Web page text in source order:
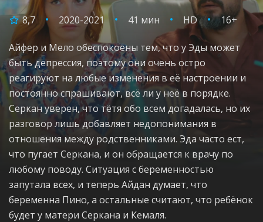
8,7 2020-2021 41 мин HD 16+
Айфер и Мело обеспокоены тем, что у Эды может
быть депрессия, поэтому они очень остро
реагируют на любые изменения в её настроении и
постоянно спрашивают, всё ли у неё в порядке.
Серкан уверен, что тётя обо всем догадалась, но их
разговор лишь добавляет недопонимания в
отношения между родственниками. Эда часто ест,
что пугает Серкана, и он обращается к врачу по
любому поводу. Ситуация с беременностью
запутала всех, и теперь Айдан думает, что
беременна Пино, а остальные считают, что ребёнок
будет у матери Серкана и Кемаля.